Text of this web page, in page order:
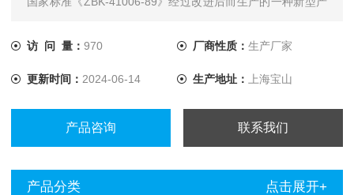
访 问 量： 970 厂商性质： 生产厂家
更新时间： 2024-06-14 生产地址： 上海宝山
产品咨询 联系我们
产品分类 点击展开+